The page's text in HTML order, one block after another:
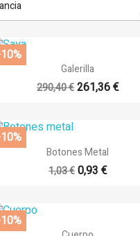
Vista rápida
Galerilla
290,40 €261,36 €
 Vista rápida
Botones Metal
1,03 €0,93 €
Vista rápida